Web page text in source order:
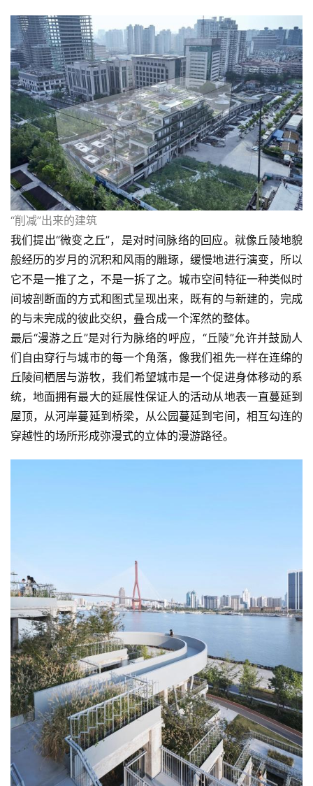
“削减”出来的建筑
我们提出“微变之丘”，是对时间脉络的回应。就像丘陵地貌
般经历的岁月的沉积和风雨的雕琢，缓慢地进行演变，所以
它不是一推了之，不是一拆了之。城市空间特征一种类似时
间坡剖断面的方式和图式呈现出来，既有的与新建的，完成
的与未完成的彼此交织，叠合成一个浑然的整体。
最后“漫游之丘”是对行为脉络的呼应，“丘陵”允许并鼓励人
们自由穿行与城市的每一个角落，像我们祖先一样在连绵的
丘陵间栖居与游牧，我们希望城市是一个促进身体移动的系
统，地面拥有最大的延展性保证人的活动从地表一直蔓延到
屋顶，从河岸蔓延到桥梁，从公园蔓延到宅间，相互勾连的
穿越性的场所形成弥漫式的立体的漫游路径。